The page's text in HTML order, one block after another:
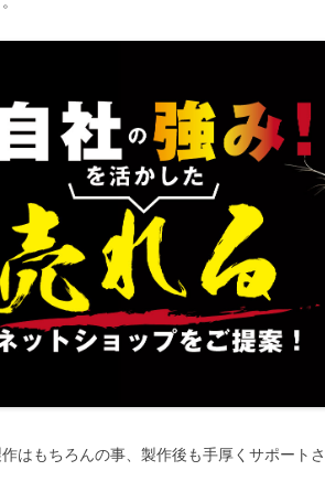
作はもちろんの事、製作後も手厚くサポート